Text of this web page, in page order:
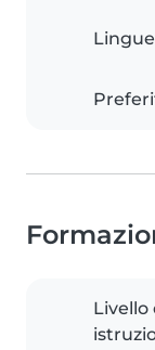
Livello